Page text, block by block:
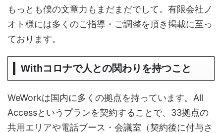
もっとも僕の文章力もまだまだでして。有限会社ノ
オト様には多くのご指導・ご調整を頂き掲載に至っ
ております。
Withコロナで人との関わりを持つこと
WeWorkは国内に多くの拠点を持っています。All
Accessというプランを契約することで、33拠点の
共用エリアや電話ブース・会議室（契約後に付与さ